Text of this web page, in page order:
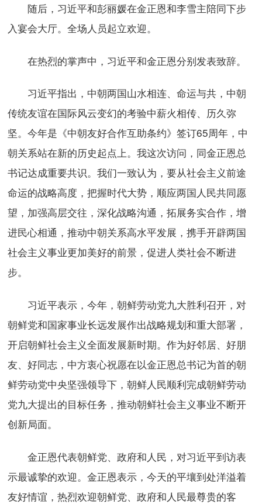
随后，习近平和彭丽媛在金正恩和李雪主陪同下步
入宴会大厅。全场人员起立欢迎。
在热烈的掌声中，习近平和金正恩分别发表致辞。
习近平指出，中朝两国山水相连、命运与共，中朝
传统友谊在国际风云变幻的考验中薪火相传、历久弥
坚。今年是《中朝友好合作互助条约》签订65周年，中
朝关系站在新的历史起点上。我这次访问，同金正恩总
书记达成重要共识。我们一致认为，要从社会主义前途
命运的战略高度，把握时代大势，顺应两国人民共同愿
望，加强高层交往，深化战略沟通，拓展务实合作，增
进民心相通，推动中朝关系高水平发展，携手开辟两国
社会主义事业更加美好的前景，促进人类社会不断进
步。
习近平表示，今年，朝鲜劳动党九大胜利召开，对
朝鲜党和国家事业长远发展作出战略规划和重大部署，
开启朝鲜社会主义全面发展新时期。作为好邻居、好朋
友、好同志，中方衷心祝愿在以金正恩总书记为首的朝
鲜劳动党中央坚强领导下，朝鲜人民顺利完成朝鲜劳动
党九大提出的目标任务，推动朝鲜社会主义事业不断开
创新局面。
金正恩代表朝鲜党、政府和人民，对习近平到访表
示最诚挚的欢迎。金正恩表示，今天的平壤到处洋溢着
友好情谊，热烈欢迎朝鲜党、政府和人民最尊贵的客